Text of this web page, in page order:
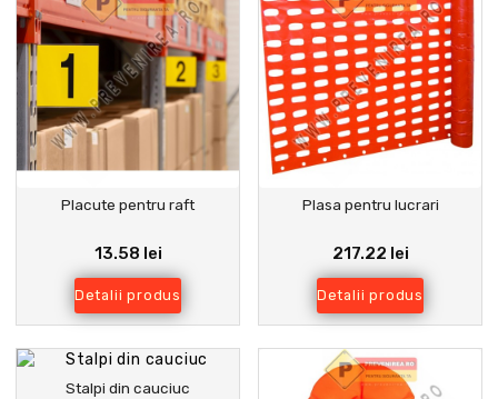
Placute pentru raft
13.58 lei
Detalii produs
Plasa pentru lucrari
217.22 lei
Detalii produs
Stalpi din cauciuc